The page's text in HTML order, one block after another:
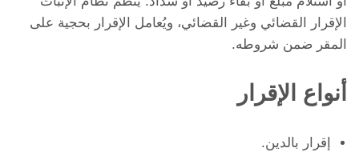
الإقرار القضائي وغير القضائي، ويُعامل الإقرار بحجية على
المقر ضمن شروطه.
أنواع الإقرار
إقرار بالدين.